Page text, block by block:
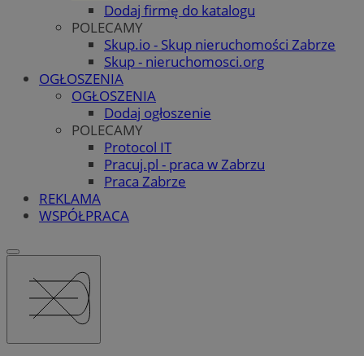
Dodaj firmę do katalogu
POLECAMY
Skup.io - Skup nieruchomości Zabrze
Skup - nieruchomosci.org
OGŁOSZENIA
OGŁOSZENIA
Dodaj ogłoszenie
POLECAMY
Protocol IT
Pracuj.pl - praca w Zabrzu
Praca Zabrze
REKLAMA
WSPÓŁPRACA